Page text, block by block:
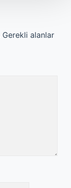
Gerekli alanlar